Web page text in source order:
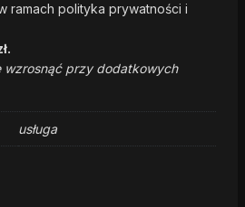
ramach polityka prywatności i
wzrosnąć przy dodatkowych
usługa